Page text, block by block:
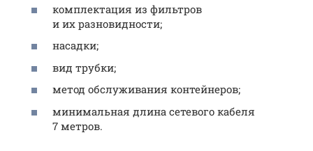
комплектация из фильтров
и их разновидности;
насадки;
вид трубки;
метод обслуживания контейнеров;
минимальная длина сетевого кабеля
7 метров.